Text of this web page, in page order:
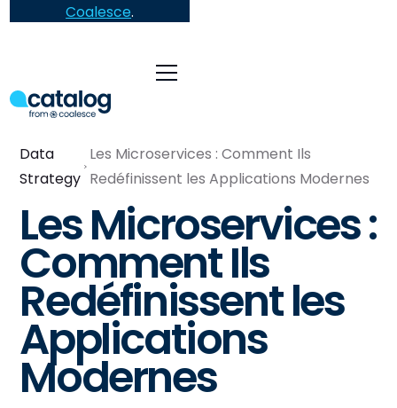
Coalesce.
Data
Strategy
Les Microservices : Comment Ils
Redéfinissent les Applications Modernes
Les Microservices :
Comment Ils
Redéfinissent les
Applications
Modernes